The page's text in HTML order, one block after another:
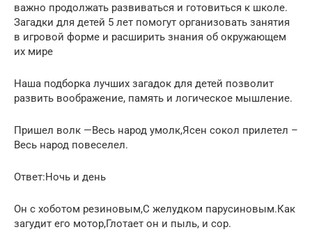
важно продолжать развиваться и готовиться к школе.
Загадки для детей 5 лет помогут организовать занятия
в игровой форме и расширить знания об окружающем
их мире
Наша подборка лучших загадок для детей позволит
развить воображение, память и логическое мышление.
Пришел волк —Весь народ умолк,Ясен сокол прилетел –
Весь народ повеселел.
Ответ:Ночь и день
Он с хоботом резиновым,С желудком парусиновым.Как
загудит его мотор,Глотает он и пыль, и сор.